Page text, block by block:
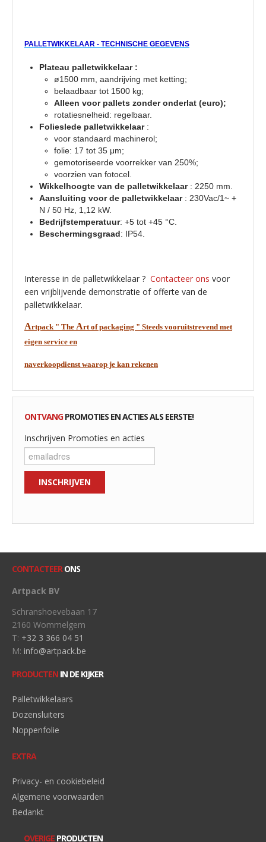
PALLETWIKKELAAR - TECHNISCHE GEGEVENS
Plateau palletwikkelaar :
ø1500 mm, aandrijving met ketting;
belaadbaar tot 1500 kg;
Alleen voor pallets zonder onderlat (euro);
rotatiesnelheid: regelbaar.
Folieslede palletwikkelaar :
voor standaard machinerol;
folie: 17 tot 35 μm;
gemotoriseerde voorrekker van 250%;
voorzien van fotocel.
Wikkelhoogte van de palletwikkelaar : 2250 mm.
Aansluiting voor de palletwikkelaar : 230Vac/1~ +
N / 50 Hz, 1,12 kW.
Bedrijfstemperatuur: +5 tot +45 °C.
Beschermingsgraad: IP54.
Interesse in de palletwikkelaar ? Contacteer ons voor
een vrijblijvende demonstratie of offerte van de
palletwikkelaar.
Artpack " The Art of packaging " Steeds vooruitstrevend met
eigen service en
naverkoopdienst waarop je kan rekenen
ONTVANGPROMOTIES EN ACTIES ALS EERSTE!
Inschrijven Promoties en acties
CONTACTEERONS
Artpack BV
Schranshoevebaan 17
2160 Wommelgem
T: +32 3 366 04 51
M: info@artpack.be
PRODUCTEN IN DE KIJKER
Palletwikkelaars
Dozensluiters
Noppenfolie
EXTRA
Privacy- en cookiebeleid
Algemene voorwaarden
Bedankt
OVERIGE PRODUCTEN